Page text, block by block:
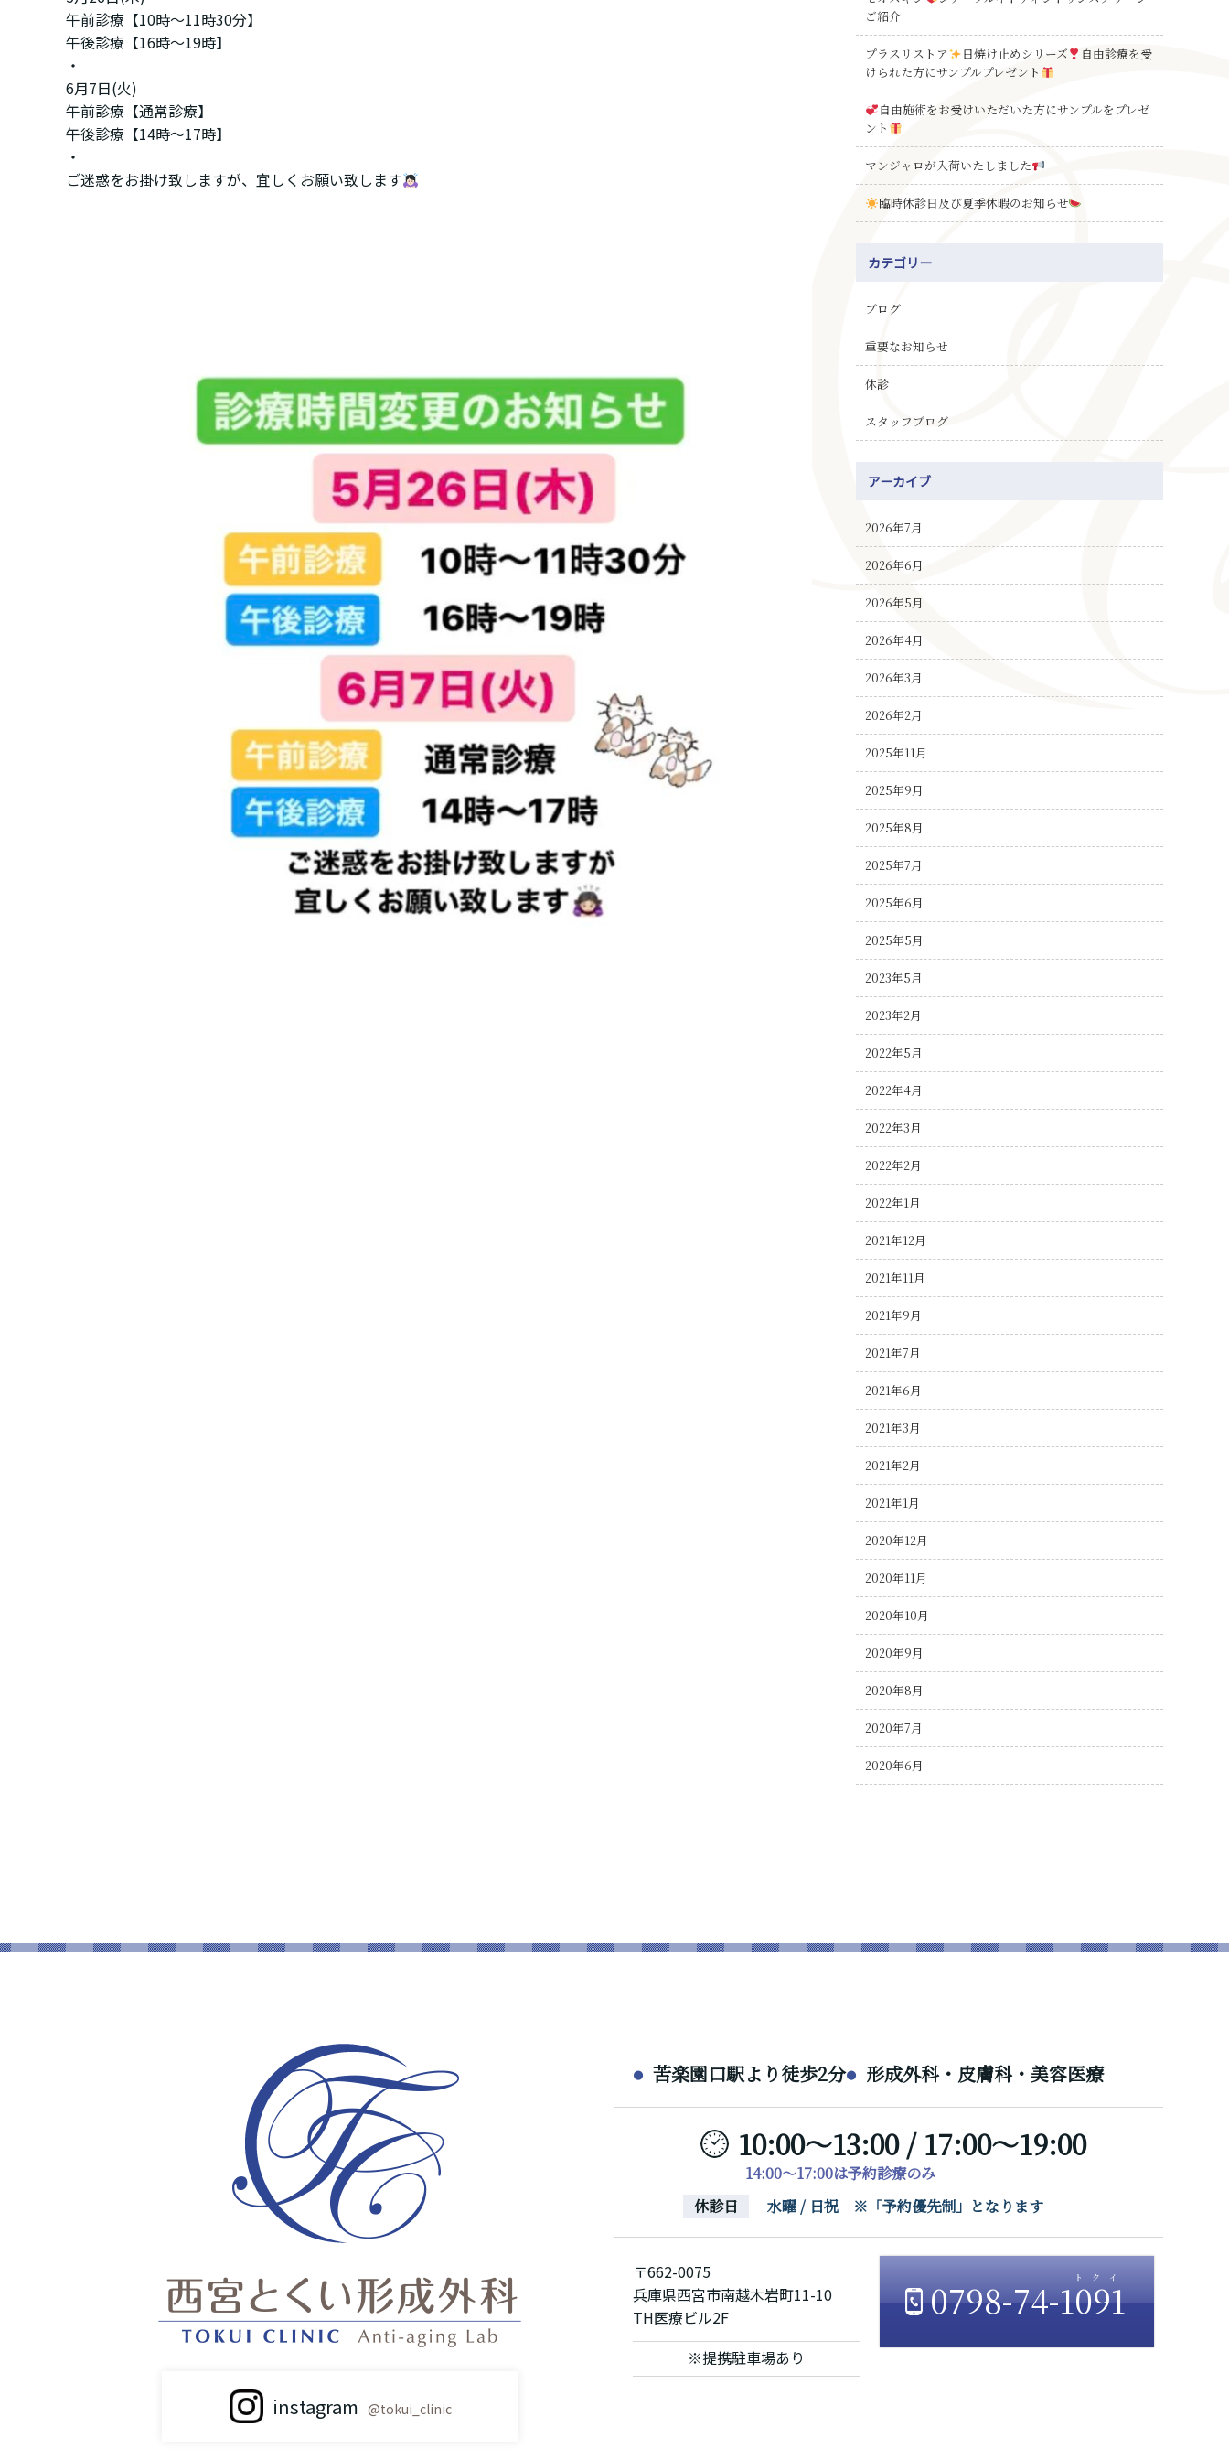
午前診療【10時〜11時30分】
午後診療【16時〜19時】
・
6月7日(火)
午前診療【通常診療】
午後診療【14時〜17時】
・
ご迷惑をお掛け致しますが、宜しくお願い致します
ご紹介
プラスリストア 日焼け止めシリーズ
自由診療を受
けられた方にサンプルプレゼント
自由施術をお受けいただいた方にサンプルをプレゼ
ント
マンジャロが入荷いたしました
臨時休診日及び夏季休暇のお知らせ
カテゴリー
ブログ
重要なお知らせ
休診
スタッフブログ
アーカイブ
2026年7月
2026年6月
2026年5月
2026年4月
2026年3月
2026年2月
2025年11月
2025年9月
2025年8月
2025年7月
2025年6月
2025年5月
2023年5月
2023年2月
2022年5月
2022年4月
2022年3月
2022年2月
2022年1月
2021年12月
2021年11月
2021年9月
2021年7月
2021年6月
2021年3月
2021年2月
2021年1月
2020年12月
2020年11月
2020年10月
2020年9月
2020年8月
2020年7月
2020年6月
instagram @tokui_clinic
苦楽園口駅より徒歩2分 形成外科・皮膚科・美容医療
10:00～13:00 / 17:00～19:00
14:00～17:00は予約診療のみ
休診日
水曜 / 日祝 ※「予約優先制」となります
〒662-0075
兵庫県西宮市南越木岩町11-10
TH医療ビル2F
※提携駐車場あり
0798-74-1091